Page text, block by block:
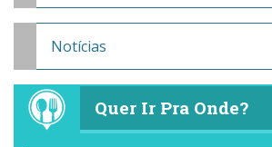
Notícias
Quer Ir Pra Onde?